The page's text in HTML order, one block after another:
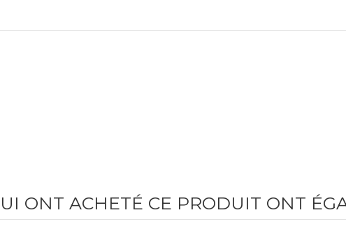
ONT ACHETÉ CE PRODUIT ONT